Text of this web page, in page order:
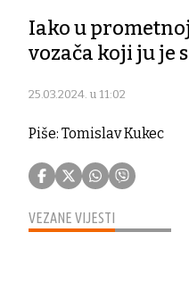
Iako u
vozača koji ju je
25.03.2024. u 11:02
Piše: Tomislav Kukec
VEZANE VIJESTI